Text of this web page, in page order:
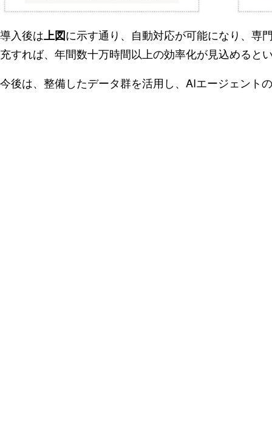
導入後は上図に示す通り、自動対応が可能になり、専
充すれば、年間数十万時間以上の効率化が見込めると
今後は、整備したデータ群を活用し、AIエージェント